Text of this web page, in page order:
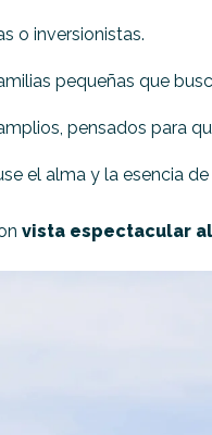
o inversionistas.
pequeñas que
pensados para
el alma y la esencia
vista espectacular